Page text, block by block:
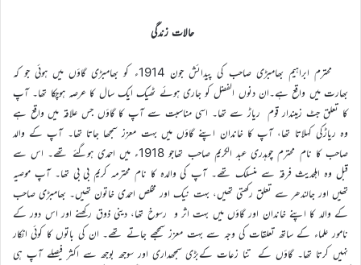
حالات زندگی
محترم ابراہیم بھامبڑی صاحب کی پیدائش جون 1914ء کو بھامبڑی گاؤں میں ہوئی جو کہ
بھارت میں واقع ہے۔ان دنوں الفضل کو جاری ہوئے ٹھیک ایک سال کا عرصہ ہوچکا تھا۔ آپ
کا تعلق جٹ زمیندار قوم ریاڑ سے تھا۔ اسی مناسبت سے آپ کا گاؤں جس علاقہ میں واقع ہے
وہ ریاڑکی کہلاتا تھا، آپ کا خاندان اپنے گاؤں میں بہت معزز سمجھا جاتا تھا۔ آپ کے والد
صاحب کا نام محترم چوہدری عبد الکریم صاحب تھاجو 1918ء میں احمدی ہوگئے تھے۔ اس سے
قبل وہ اہلحدیث فرقہ سے منسلک تھے۔ آپ کی والدہ کا نام محترمہ کریم بی بی تھا۔ آپ موصیہ
تھیں اور جالندھر سے تعلق رکھتی تھیں، بہت نیک اور مخلص احمدی خاتون تھیں۔ بھامبڑی صاحب
کے والد کا اپنے خاندان اور گاؤں میں بہت اثر و رسوخ تھا، دینی ذوق رکھنے اور اس دور کے
نامور علماء کے ساتھ تعلقات کی وجہ سے بہت معزز سمجھے جاتے تھے۔ ان کی باتوں کا کوئی انکار
نہیں کرتا تھا۔ گاؤں کے تنا زعات کےبڑی سمجھداری اور سوجھ بوجھ سے اکثر فیصلے آپ ہی